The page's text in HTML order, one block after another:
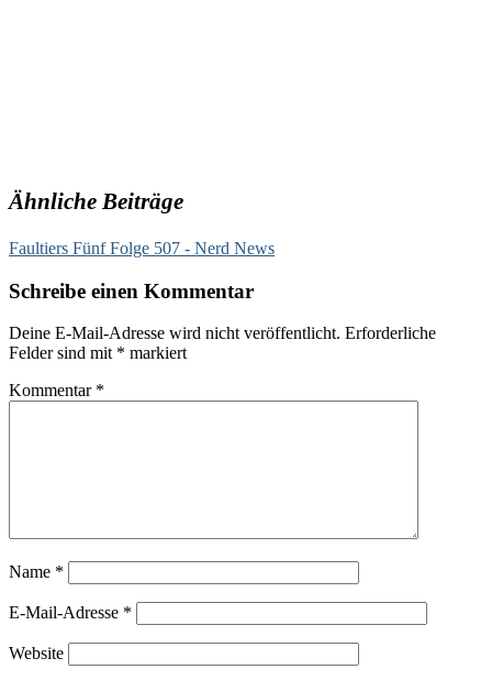
Ähnliche Beiträge
Faultiers Fünf Folge 507 - Nerd News
Schreibe einen Kommentar
Deine E-Mail-Adresse wird nicht veröffentlicht. Erforderliche
Felder sind mit * markiert
Kommentar *
Name *
E-Mail-Adresse *
Website